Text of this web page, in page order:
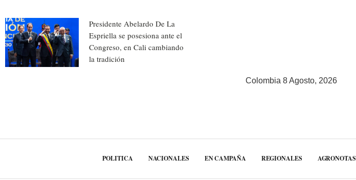
Presidente Abelardo De La
Espriella se posesiona ante el
Congreso, en Cali cambiando
la tradición
Colombia 8 Agosto, 2026
POLITICA NACIONALES EN CAMPAÑA REGIONALES AGRONOTAS